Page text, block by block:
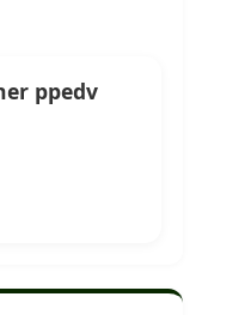
ppedv